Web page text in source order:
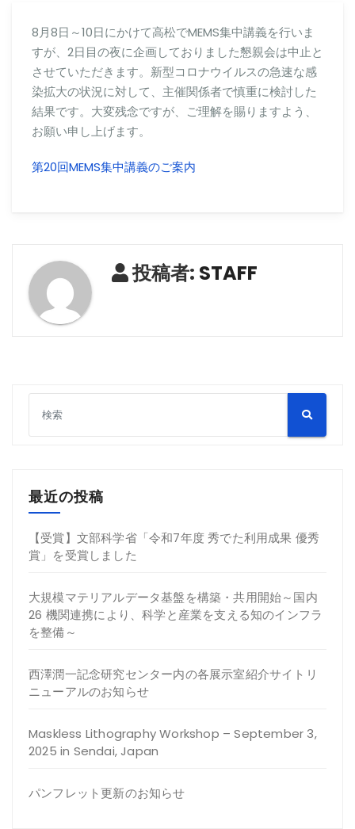
8月8日～10日にかけて高松でMEMS集中講義を行いま
すが、2日目の夜に企画しておりました懇親会は中止と
させていただきます。新型コロナウイルスの急速な感
染拡大の状況に対して、主催関係者で慎重に検討した
結果です。大変残念ですが、ご理解を賜りますよう、
お願い申し上げます。
第20回MEMS集中講義のご案内
投稿者: STAFF
最近の投稿
【受賞】文部科学省「令和7年度 秀でた利用成果 優秀
賞」を受賞しました
大規模マテリアルデータ基盤を構築・共用開始～国内
26 機関連携により、科学と産業を支える知のインフラ
を整備～
西澤潤一記念研究センター内の各展示室紹介サイトリ
ニューアルのお知らせ
Maskless Lithography Workshop – September 3,
2025 in Sendai, Japan
パンフレット更新のお知らせ